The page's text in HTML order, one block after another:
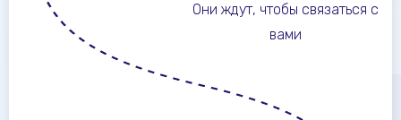
Они ждут, чтобы связаться с
вами